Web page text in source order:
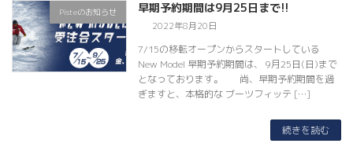
Pisteのお知らせ 早期予約期間は9月25日まで!!
2022年8月20日
7/15の移転オープンからスタートしている
New Model 早期予約期間は、 9月25日(日)まで
となっております。 尚、早期予約期間を過
ぎますと、本格的な ブーツフィッテ […]
続きを読む